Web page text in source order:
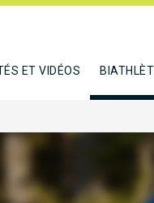
ET VIDÉOS